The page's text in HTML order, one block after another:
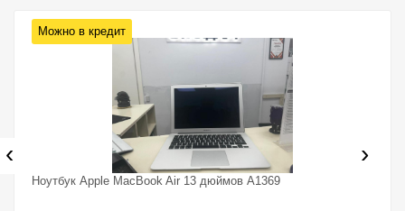
Можно в кредит
Ноутбук Apple MacBook Air 13 дюймов A1369
‹ ›